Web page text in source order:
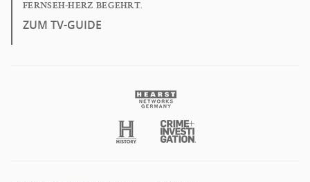
FERNSEH-HERZ BEGEHRT.
ZUM TV-GUIDE